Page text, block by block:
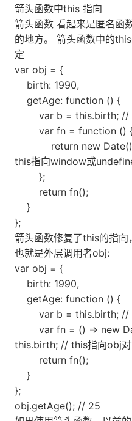
箭头函数中this 指向
箭头函数 看起来是匿名函
的地方。 箭头函数中的
定
var obj = {
birth: 1990,
getAge: function () {
var b = this.birth; //
var fn = function ()
return new
this指向window或
};
return fn();
}
};
箭头函数修复了this的指向
也就是外层调用者obj:
var obj = {
birth: 1990,
getAge: function () {
var b = this.birth; //
var fn = () => new
this.birth; // this指向obj对
return fn();
}
};
obj.getAge(); // 25